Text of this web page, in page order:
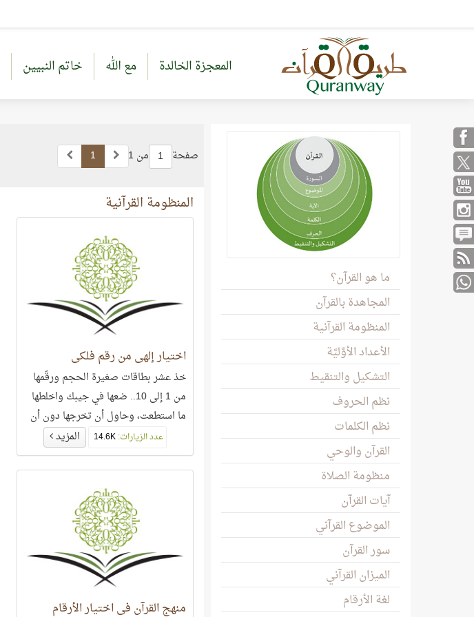
المعجزة الخالدة مع الله خاتم النبيين
ما هو القرآن؟
المجاهدة بالقرآن
المنظومة القرآنية
الأعداد الأوَّليَّة
التشكيل والتنقيط
نظم الحروف
نظم الكلمات
القرآن والوحي
منظومة الصلاة
آيات القرآن
الموضوع القرآني
سور القرآن
الميزان القرآني
لغة الأرقام
صفحة 1 من 1 1
المنظومة القرآنية
اختيار إلهي من رقم فلكي
خذ عشر بطاقات صغيرة الحجم ورقّمها
من 1 إلى 10.. ضعها في جيبك واخلطها
ما استطعت، وحاول أن تخرجها دون أن
تنظر إليها الواحدة
عدد الزيارات: المزيد
منهج القرآن في اختيار الأرقام